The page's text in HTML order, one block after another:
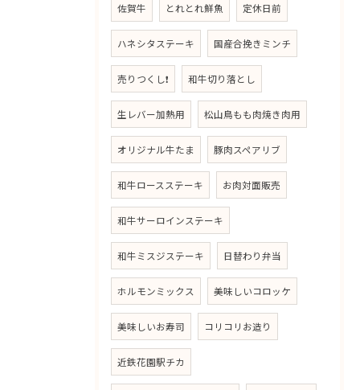
佐賀牛 とれとれ鮮魚 定休日前
ハネシタステーキ 国産合挽きミンチ
売りつくし❗ 和牛切り落とし
生レバー加熱用 松山鳥もも肉焼き肉用
オリジナル牛たま 豚肉スペアリブ
和牛ロースステーキ お肉対面販売
和牛サーロインステーキ
和牛ミスジステーキ 日替わり弁当
ホルモンミックス 美味しいコロッケ
美味しいお寿司 コリコリお造り
近鉄花園駅チカ